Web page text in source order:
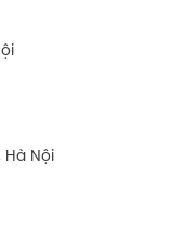
Hà Nội